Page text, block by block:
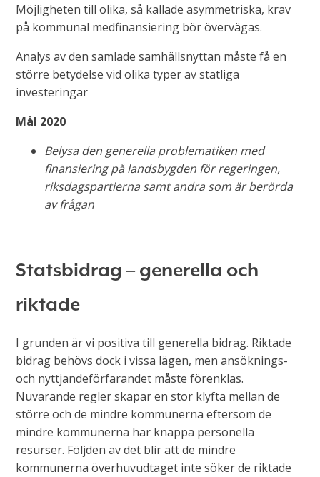
Möjligheten till olika, så kallade asymmetriska, krav
på kommunal medfinansiering bör övervägas.
Analys av den samlade samhällsnyttan måste få en
större betydelse vid olika typer av statliga
investeringar
Mål 2020
Belysa den generella problematiken med
finansiering på landsbygden för regeringen,
riksdagspartierna samt andra som är berörda
av frågan
Statsbidrag – generella och
riktade
I grunden är vi positiva till generella bidrag. Riktade
bidrag behövs dock i vissa lägen, men ansöknings-
och nyttjandeförfarandet måste förenklas.
Nuvarande regler skapar en stor klyfta mellan de
större och de mindre kommunerna eftersom de
mindre kommunerna har knappa personella
resurser. Följden av det blir att de mindre
kommunerna överhuvudtaget inte söker de riktade